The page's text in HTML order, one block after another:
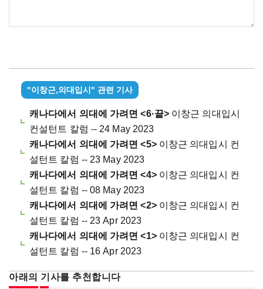
"이창근,의대입시" 관련 기사
캐나다에서 의대에 가려면 <6·끝>이창근 의대입시
컨설턴트 칼럼 -- 24 May 2023
캐나다에서 의대에 가려면 <5>이창근 의대입시 컨
설턴트 칼럼 -- 23 May 2023
캐나다에서 의대에 가려면 <4>이창근 의대입시 컨
설턴트 칼럼 -- 08 May 2023
캐나다에서 의대에 가려면 <2>이창근 의대입시 컨
설턴트 칼럼 -- 23 Apr 2023
캐나다에서 의대에 가려면 <1>이창근 의대입시 컨
설턴트 칼럼 -- 16 Apr 2023
아래의 기사를 추천합니다